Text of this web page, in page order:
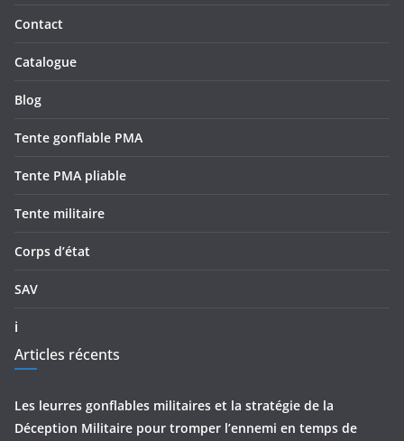
Contact
Catalogue
Blog
Tente gonflable PMA
Tente PMA pliable
Tente militaire
Corps d’état
SAV
ℹ
Articles récents
Les leurres gonflables militaires et la stratégie de la
Déception Militaire pour tromper l’ennemi en temps de